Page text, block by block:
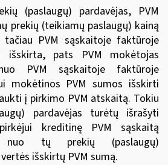
(paslaugų) pardavėjas, PVM
prekių (teikiamų paslaugų) kainą
PVM sąskaitoje faktūroje
išskirta, pats PVM mokėtojas
PVM sąskaitoje faktūroje
mokėtinos PVM sumos išskirti
į pirkimo PVM atskaitą. Tokiu
pardavėjas turėtų išrašyti
kreditinę PVM sąskaitą
tų prekių (paslaugų)
išskirtų PVM sumą.